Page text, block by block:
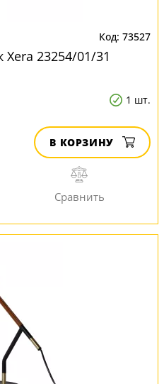
73527
Xera 23254/01/31
1 шт.
В КОРЗИНУ